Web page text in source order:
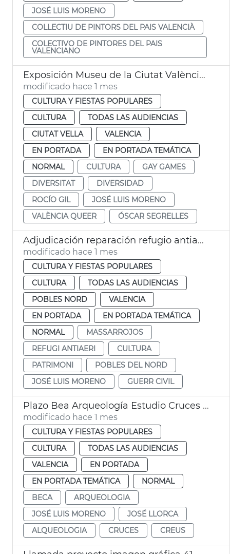
JOSÉ LUIS MORENO
COLLECTIU DE PINTORS DEL PAIS VALENCIÀ
COLECTIVO DE PINTORES DEL PAIS
VALENCIANO
Exposición Museu de la Ciutat València Queer Gay Games 2026
modificado hace 1 mes
CULTURA Y FIESTAS POPULARES
CULTURA
TODAS LAS AUDIENCIAS
CIUTAT VELLA
VALENCIA
EN PORTADA
EN PORTADA TEMÁTICA
NORMAL
CULTURA
GAY GAMES
DIVERSITAT
DIVERSIDAD
ROCÍO GIL
JOSÉ LUIS MORENO
VALÈNCIA QUEER
ÓSCAR SEGRELLES
Adjudicación reparación refugio antiaéreo Massarrojos València
modificado hace 1 mes
CULTURA Y FIESTAS POPULARES
CULTURA
TODAS LAS AUDIENCIAS
POBLES NORD
VALENCIA
EN PORTADA
EN PORTADA TEMÁTICA
NORMAL
MASSARROJOS
REFUGI ANTIAERI
CULTURA
PATRIMONI
POBLES DEL NORD
JOSÉ LUIS MORENO
GUERR CIVIL
Plazo Bea Arqueología Estudio Cruces València
modificado hace 1 mes
CULTURA Y FIESTAS POPULARES
CULTURA
TODAS LAS AUDIENCIAS
VALENCIA
EN PORTADA
EN PORTADA TEMÁTICA
NORMAL
BECA
ARQUEOLOGIA
JOSÉ LUIS MORENO
JOSÉ LLORCA
ALQUEOLOGIA
CRUCES CREUS